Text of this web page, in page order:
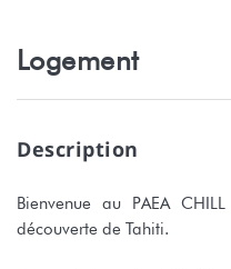
Logement
Description
Bienvenue au PAEA
découverte de Tahiti.